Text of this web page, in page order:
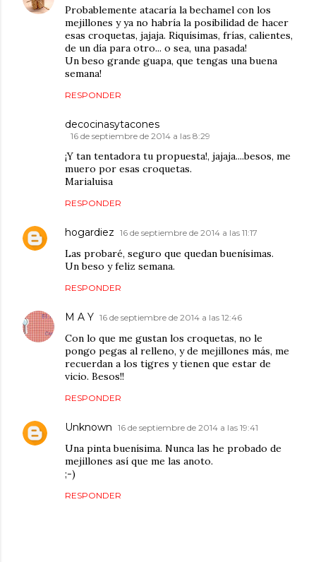
Probablemente atacaría la bechamel con los
mejillones y ya no habría la posibilidad de hacer
esas croquetas, jajaja. Riquísimas, frías, calientes,
de un día para otro... o sea, una pasada!
Un beso grande guapa, que tengas una buena
semana!
RESPONDER
decocinasytacones
16 de septiembre de 2014 a las 8:29
¡Y tan tentadora tu propuesta!, jajaja....besos, me
muero por esas croquetas.
Marialuisa
RESPONDER
hogardiez 16 de septiembre de 2014 a las 11:17
Las probaré, seguro que quedan buenísimas.
Un beso y feliz semana.
RESPONDER
M A Y 16 de septiembre de 2014 a las 12:46
Con lo que me gustan los croquetas, no le
pongo pegas al relleno, y de mejillones más, me
recuerdan a los tigres y tienen que estar de
vicio. Besos!!
RESPONDER
Unknown 16 de septiembre de 2014 a las 19:41
Una pinta buenísima. Nunca las he probado de
mejillones así que me las anoto.
;-)
RESPONDER